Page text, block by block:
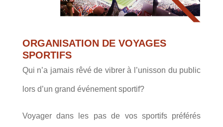
ORGANISATION DE VOYAGES
SPORTIFS
Qui n’a jamais rêvé de vibrer à l’unisson du public
lors d’un grand événement sportif?
Voyager dans les pas de vos sportifs préférés